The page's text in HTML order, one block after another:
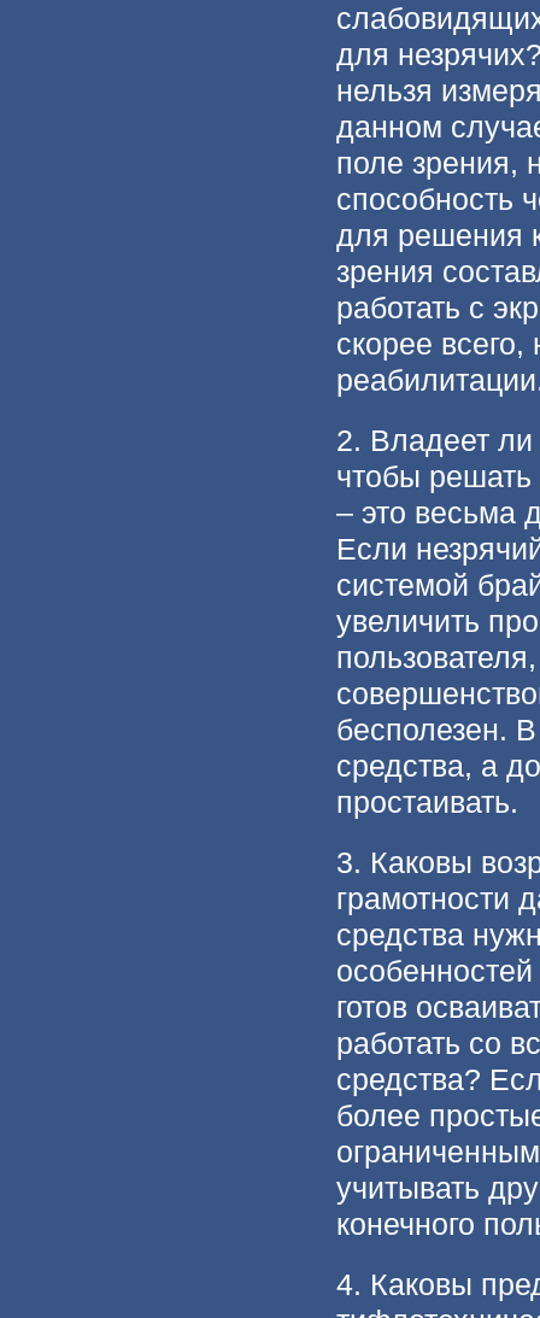
для
нельзя
данном
поле зрения,
способность
для решения
зрения
работать с
скорее
2. Владеет ли
чтобы решать
– это весьма
Если
системой
увеличить
бесполезен.
средства, а
простаивать.
3. Каковы
грамотности
средства
готов
работать со
средства?
более
учитывать
конечного
4. Каковы